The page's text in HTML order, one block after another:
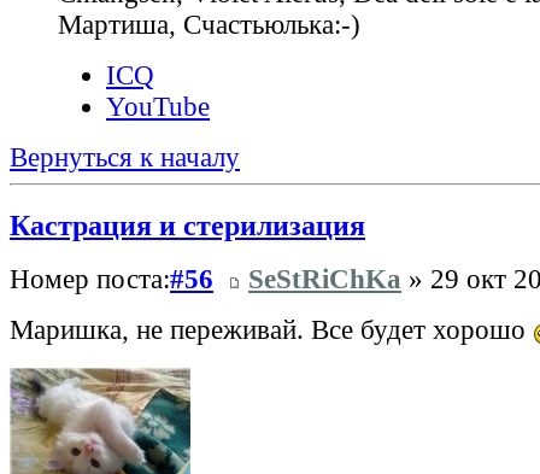
Мартиша, Счастьюлька:-)
ICQ
YouTube
Вернуться к началу
Кастрация и стерилизация
Номер поста:#56 SeStRiChKa » 29 окт
Маришка, не переживай. Все будет хорошо